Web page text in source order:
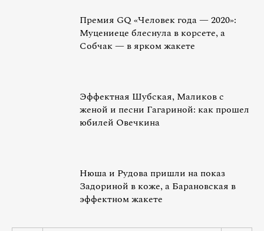
Премия GQ «Человек года — 2020»:
Муцениеце блеснула в корсете, а
Собчак — в ярком жакете
Эффектная Шубская, Маликов с
женой и песни Гагариной: как прошел
юбилей Овечкина
Нюша и Рудова пришли на показ
Задориной в коже, а Барановская в
эффектном жакете